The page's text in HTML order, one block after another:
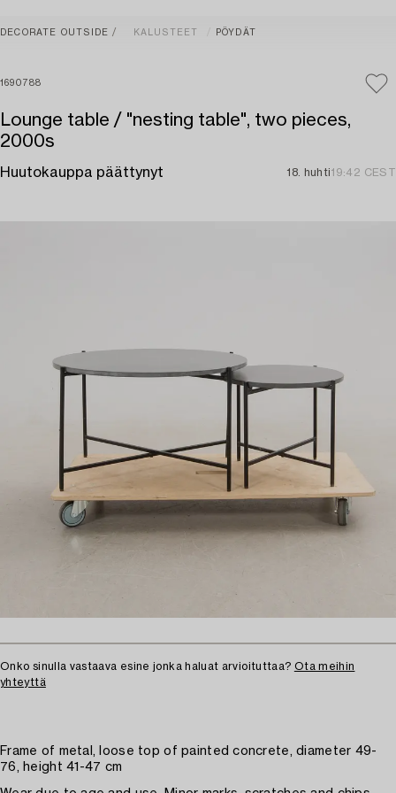
DECORATE OUTSIDE KALUSTEET PÖYDÄT
1690788
Lounge table / "nesting table", two pieces,
2000s
Huutokauppa päättynyt 18. huhti19:42 CEST
Onko sinulla vastaava esine jonka haluat arvioituttaa? Ota meihin
yhteyttä
Frame of metal, loose top of painted concrete, diameter 49-
76, height 41-47 cm